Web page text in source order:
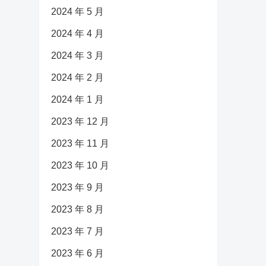
2024 年 5 月
2024 年 4 月
2024 年 3 月
2024 年 2 月
2024 年 1 月
2023 年 12 月
2023 年 11 月
2023 年 10 月
2023 年 9 月
2023 年 8 月
2023 年 7 月
2023 年 6 月